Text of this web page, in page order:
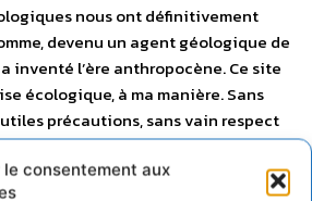
le consentement aux
nous ont définitivement
devenu un agent géologique de
inventé l’ère anthropocène. Ce site
écologique, à ma manière. Sans
précautions, sans vain respect
institutions. S’il doit avoir un sens,
librement. De décrire et de dénoncer